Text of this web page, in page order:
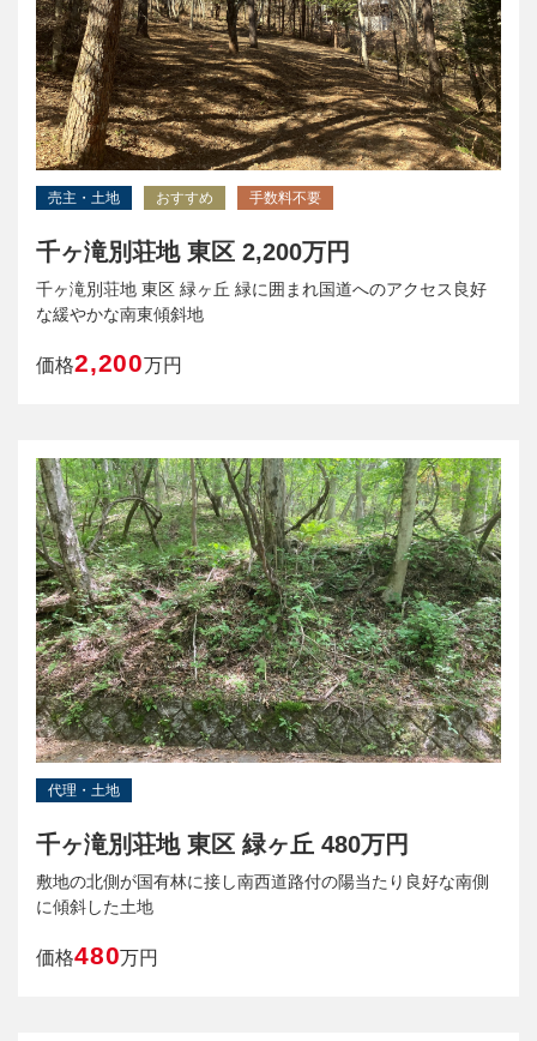
売主・土地 おすすめ 手数料不要
千ヶ滝別荘地 東区 2,200万円
千ヶ滝別荘地 東区 緑ヶ丘 緑に囲まれ国道へのアクセス良好
な緩やかな南東傾斜地
価格2,200万円
代理・土地
千ヶ滝別荘地 東区 緑ヶ丘 480万円
敷地の北側が国有林に接し南西道路付の陽当たり良好な南側
に傾斜した土地
価格480万円